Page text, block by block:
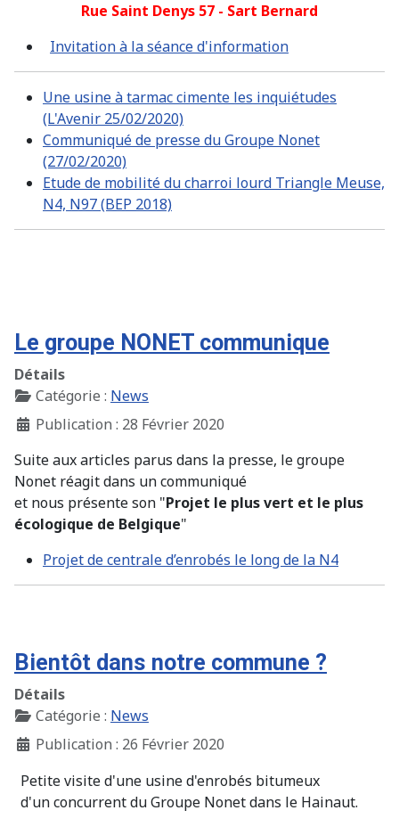
Rue Saint Denys 57 - Sart Bernard
Invitation à la séance d'information
Une usine à tarmac cimente les inquiétudes
(L'Avenir 25/02/2020)
Communiqué de presse du Groupe Nonet
(27/02/2020)
Etude de mobilité du charroi lourd Triangle Meuse,
N4, N97 (BEP 2018)
Le groupe NONET communique
Détails
Catégorie : News
Publication : 28 Février 2020
Suite aux articles parus dans la presse, le groupe
Nonet réagit dans un communiqué
et nous présente son "Projet le plus vert et le plus
écologique de Belgique"
Projet de centrale d’enrobés le long de la N4
Bientôt dans notre commune ?
Détails
Catégorie : News
Publication : 26 Février 2020
Petite visite d'une usine d'enrobés bitumeux
d'un concurrent du Groupe Nonet dans le Hainaut.